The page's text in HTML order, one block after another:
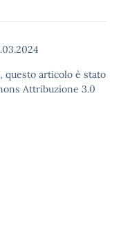
questo articolo è stato
Attribuzione 3.0